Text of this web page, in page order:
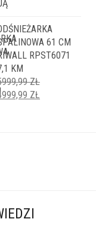
ZŁ.
61 CM
RPST6071
KM
ZŁ
ZŁ